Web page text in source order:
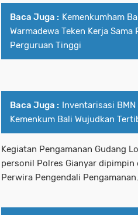
Baca Juga : Kemenkumham
Warmadewa Teken Kerja
Perguruan Tinggi
Baca Juga : Inventarisasi
Kemenkum Bali Wujudkan
Kegiatan Pengamanan Gudang
personil Polres Gianyar dipimpin
Perwira Pengendali Pengamanan.